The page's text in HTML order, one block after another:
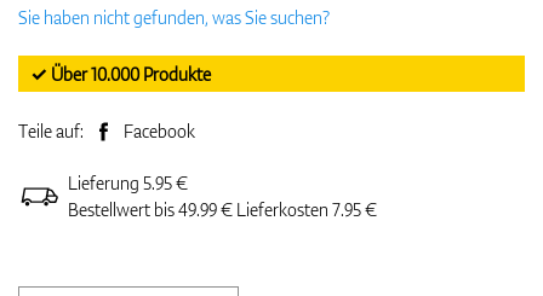
Sie haben nicht gefunden, was Sie suchen?
✓ Über 10.000 Produkte
Teile auf: Facebook
Lieferung 5.95 €
Bestellwert bis 49.99 € Lieferkosten 7.95 €